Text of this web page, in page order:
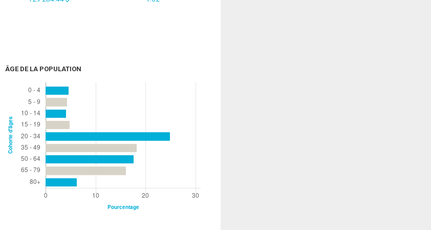
ÂGE DE LA POPULATION